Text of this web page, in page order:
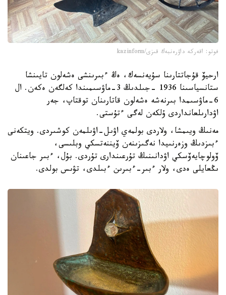
فوتو: اقەركە داۋرەنبەك قىزى/kazinform
ارحيۆ قۇجاتتارىنا سۇيەنسەك، ەڭ ءبىرىنشى ەشەلون تايىنشا
ستانسياسىنا 1936 -جىلدىڭ 3-ماۋسىمىندا كەلگەن ەكەن. ال
6-ماۋسىمدا بىرنەشە ەشەلون قاتارىنان توقتاپ، جەر
اۋدارىلعانداردى ۇلكەن لەگى ءتۇستى.
مەنىڭ ويىمشا، ولاردى بولمەي اۋىل-اۋىلمەن كوشىردى. ويتكەنى
ءبىزدىڭ وزەرنىيدا نەگىزىنەن ۆيننەتسكي وبلىسى،
ۆولوچايەۆسكي اۋدانىنىڭ تۇرعىندارى تۇردى. بۇل، ءبىر جاعىنان
ىڭعايلى ەدى، ولار ءبىر-ءبىرىن ءبىلدى، تۋىس بولدى.